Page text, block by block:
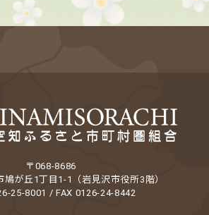
〒068-8686
鳩が丘1丁目1-1（岩見沢市役所3階）
25-8001 / FAX 0126-24-8442